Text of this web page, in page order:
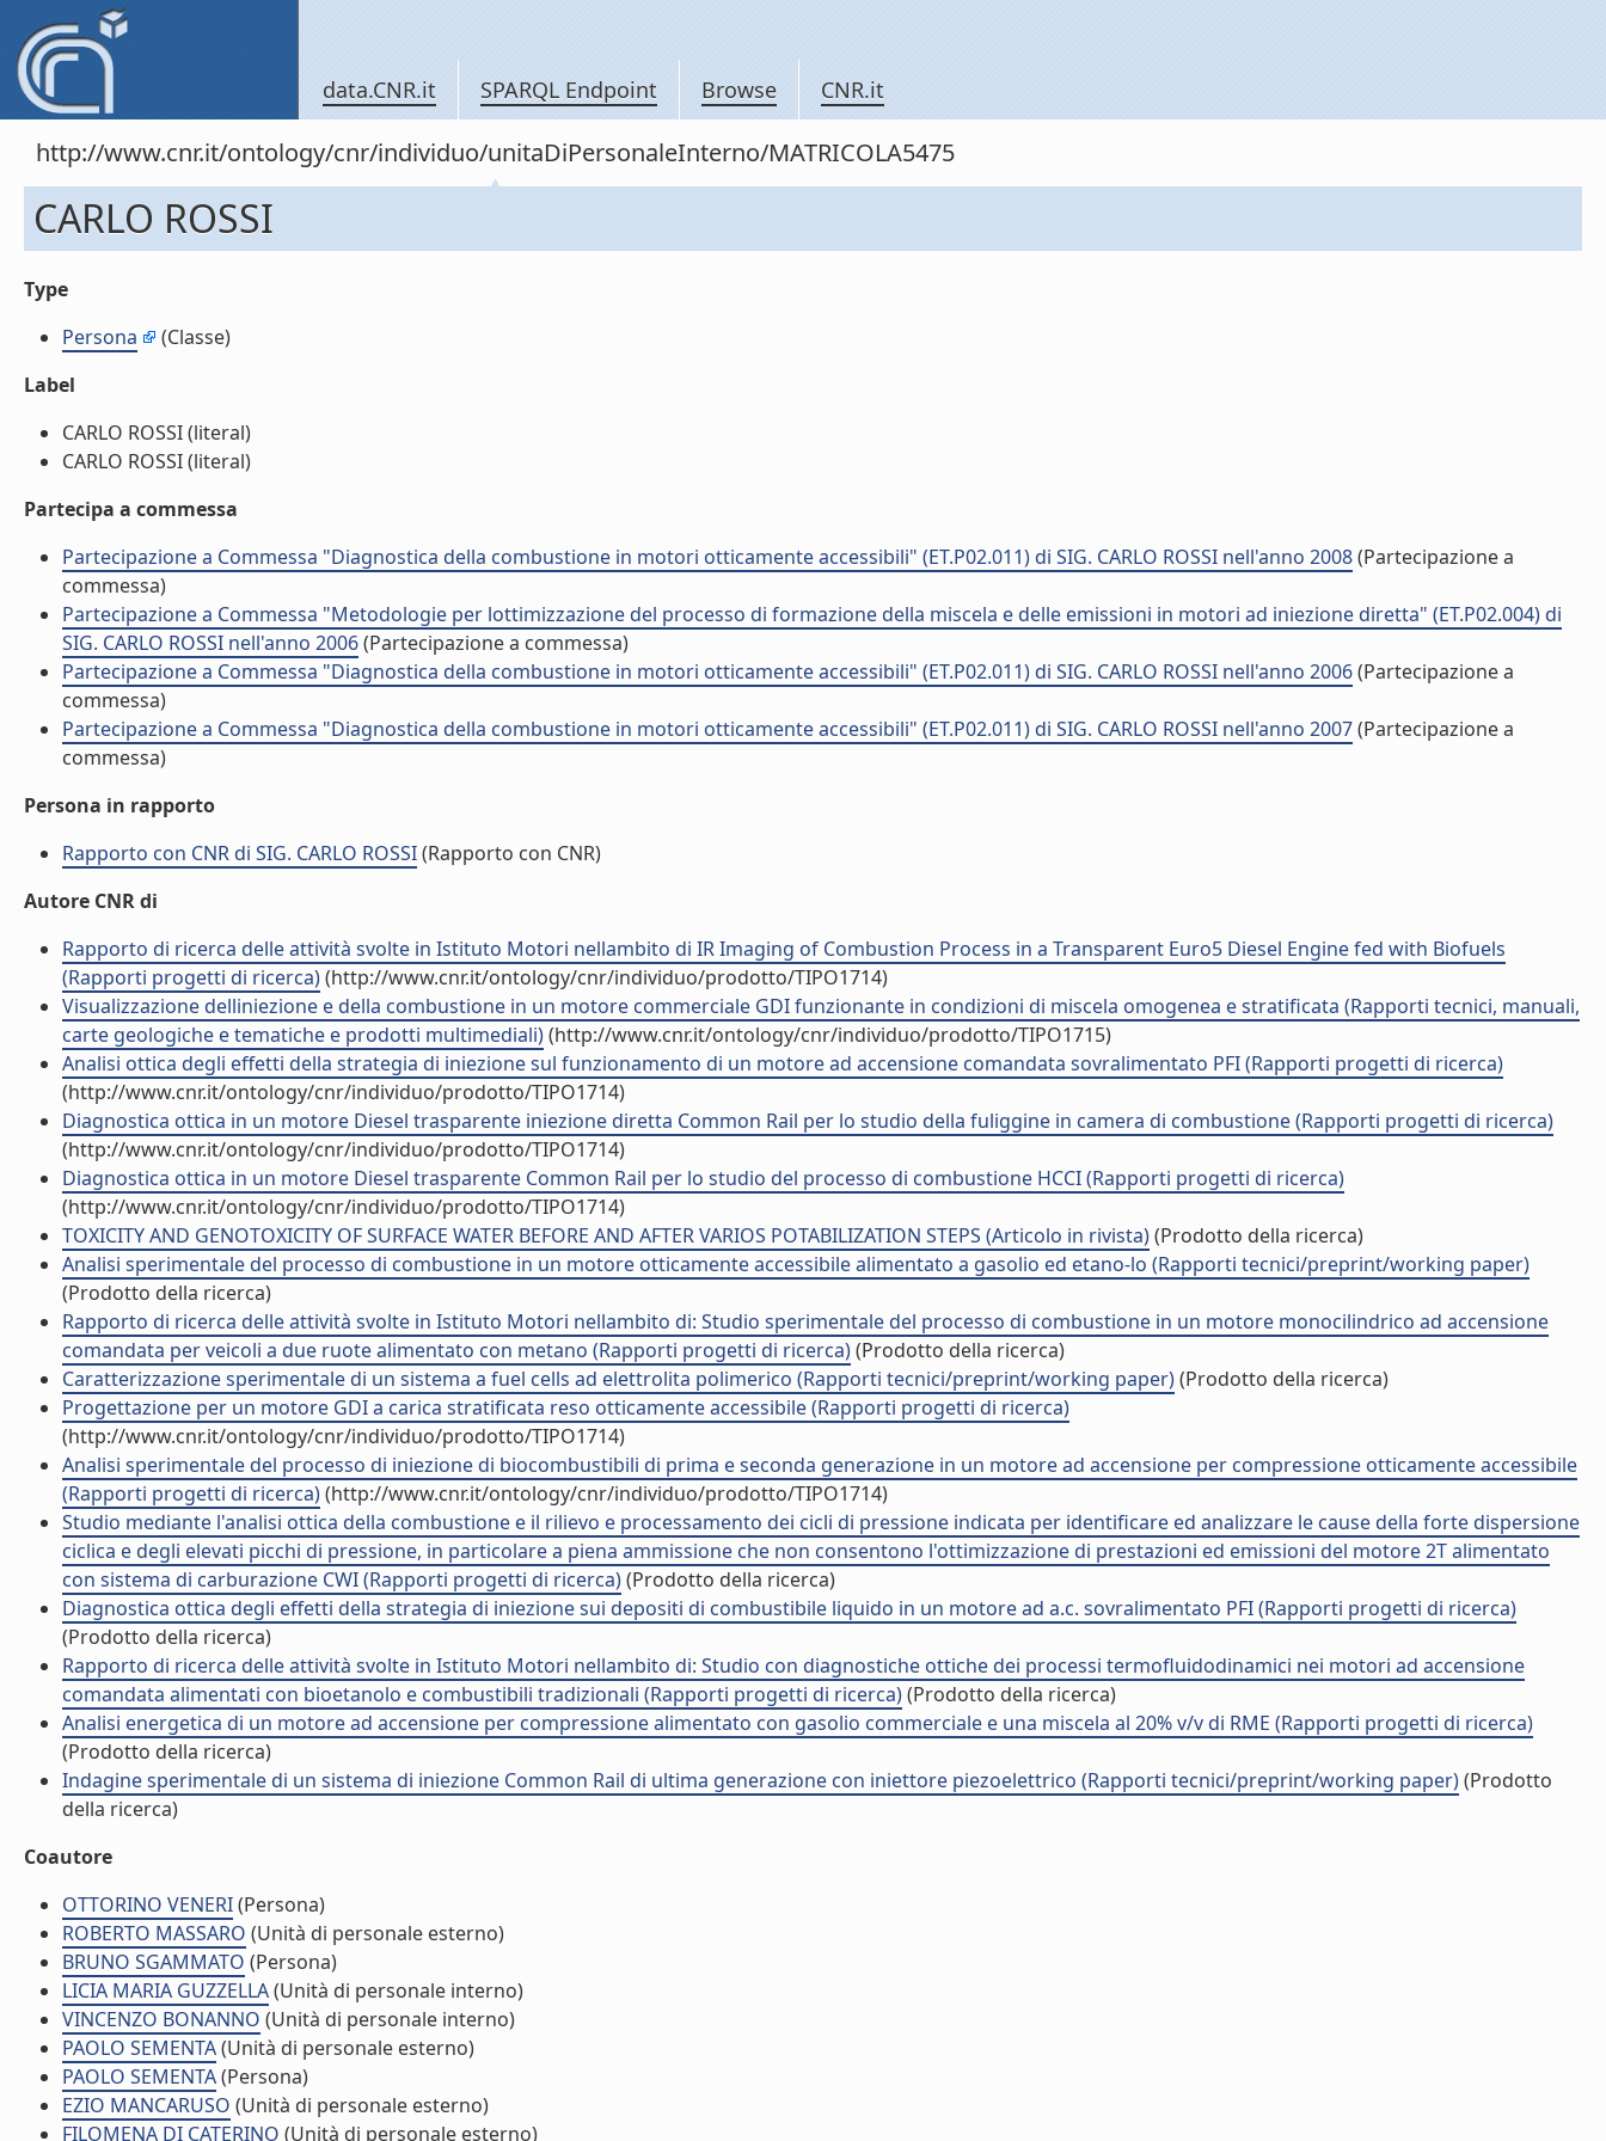
data.CNR.it SPARQL Endpoint Browse CNR.it
http://www.cnr.it/ontology/cnr/individuo/unitaDiPersonaleInterno/MATRICOLA5475
CARLO ROSSI
Type
Persona
(Classe)
Label
CARLO ROSSI (literal)
CARLO ROSSI (literal)
Partecipa a commessa
Partecipazione a Commessa "Diagnostica della combustione in motori otticamente accessibili" (ET.P02.011) di SIG. CARLO ROSSI nell'anno 2008(Partecipazione a
commessa)
Partecipazione a Commessa "Metodologie per lottimizzazione del processo di formazione della miscela e delle emissioni in motori ad iniezione diretta" (ET.P02.004) di
SIG. CARLO ROSSI nell'anno 2006(Partecipazione a commessa)
Partecipazione a Commessa "Diagnostica della combustione in motori otticamente accessibili" (ET.P02.011) di SIG. CARLO ROSSI nell'anno 2006(Partecipazione a
commessa)
Partecipazione a Commessa "Diagnostica della combustione in motori otticamente accessibili" (ET.P02.011) di SIG. CARLO ROSSI nell'anno 2007(Partecipazione a
commessa)
Persona in rapporto
Rapporto con CNR di SIG. CARLO ROSSI(Rapporto con CNR)
Autore CNR di
Rapporto di ricerca delle attività svolte in Istituto Motori nellambito di IR Imaging of Combustion Process in a Transparent Euro5 Diesel Engine fed with Biofuels
(Rapporti progetti di ricerca)(http://www.cnr.it/ontology/cnr/individuo/prodotto/TIPO1714)
Visualizzazione delliniezione e della combustione in un motore commerciale GDI funzionante in condizioni di miscela omogenea e stratificata (Rapporti tecnici, manuali,
carte geologiche e tematiche e prodotti multimediali)(http://www.cnr.it/ontology/cnr/individuo/prodotto/TIPO1715)
Analisi ottica degli effetti della strategia di iniezione sul funzionamento di un motore ad accensione comandata sovralimentato PFI (Rapporti progetti di ricerca)
(http://www.cnr.it/ontology/cnr/individuo/prodotto/TIPO1714)
Diagnostica ottica in un motore Diesel trasparente iniezione diretta Common Rail per lo studio della fuliggine in camera di combustione (Rapporti progetti di ricerca)
(http://www.cnr.it/ontology/cnr/individuo/prodotto/TIPO1714)
Diagnostica ottica in un motore Diesel trasparente Common Rail per lo studio del processo di combustione HCCI (Rapporti progetti di ricerca)
(http://www.cnr.it/ontology/cnr/individuo/prodotto/TIPO1714)
TOXICITY AND GENOTOXICITY OF SURFACE WATER BEFORE AND AFTER VARIOS POTABILIZATION STEPS (Articolo in rivista)(Prodotto della ricerca)
Analisi sperimentale del processo di combustione in un motore otticamente accessibile alimentato a gasolio ed etano-lo (Rapporti tecnici/preprint/working paper)
(Prodotto della ricerca)
Rapporto di ricerca delle attività svolte in Istituto Motori nellambito di: Studio sperimentale del processo di combustione in un motore monocilindrico ad accensione
comandata per veicoli a due ruote alimentato con metano (Rapporti progetti di ricerca)(Prodotto della ricerca)
Caratterizzazione sperimentale di un sistema a fuel cells ad elettrolita polimerico (Rapporti tecnici/preprint/working paper)(Prodotto della ricerca)
Progettazione per un motore GDI a carica stratificata reso otticamente accessibile (Rapporti progetti di ricerca)
(http://www.cnr.it/ontology/cnr/individuo/prodotto/TIPO1714)
Analisi sperimentale del processo di iniezione di biocombustibili di prima e seconda generazione in un motore ad accensione per compressione otticamente accessibile
(Rapporti progetti di ricerca)(http://www.cnr.it/ontology/cnr/individuo/prodotto/TIPO1714)
Studio mediante l'analisi ottica della combustione e il rilievo e processamento dei cicli di pressione indicata per identificare ed analizzare le cause della forte dispersione
ciclica e degli elevati picchi di pressione, in particolare a piena ammissione che non consentono l'ottimizzazione di prestazioni ed emissioni del motore 2T alimentato
con sistema di carburazione CWI (Rapporti progetti di ricerca)(Prodotto della ricerca)
Diagnostica ottica degli effetti della strategia di iniezione sui depositi di combustibile liquido in un motore ad a.c. sovralimentato PFI (Rapporti progetti di ricerca)
(Prodotto della ricerca)
Rapporto di ricerca delle attività svolte in Istituto Motori nellambito di: Studio con diagnostiche ottiche dei processi termofluidodinamici nei motori ad accensione
comandata alimentati con bioetanolo e combustibili tradizionali (Rapporti progetti di ricerca)(Prodotto della ricerca)
Analisi energetica di un motore ad accensione per compressione alimentato con gasolio commerciale e una miscela al 20% v/v di RME (Rapporti progetti di ricerca)
(Prodotto della ricerca)
Indagine sperimentale di un sistema di iniezione Common Rail di ultima generazione con iniettore piezoelettrico (Rapporti tecnici/preprint/working paper)(Prodotto
della ricerca)
Coautore
OTTORINO VENERI(Persona)
ROBERTO MASSARO (Unità di personale esterno)
BRUNO SGAMMATO (Persona)
LICIA MARIA GUZZELLA(Unità di personale interno)
VINCENZO BONANNO (Unità di personale interno)
PAOLO SEMENTA(Unità di personale esterno)
PAOLO SEMENTA(Persona)
EZIO MANCARUSO (Unità di personale esterno)
FILOMENA DI CATERINO (Unità di personale esterno)